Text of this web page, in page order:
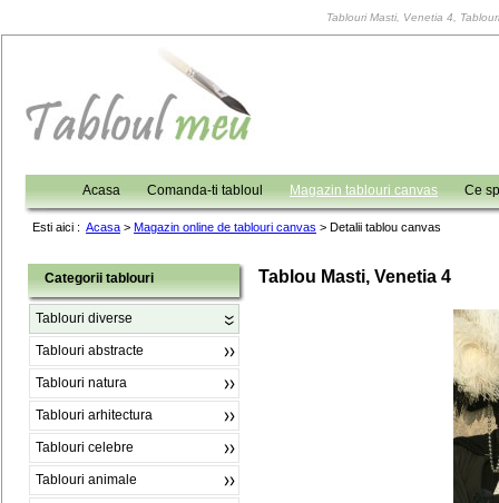
Tablouri Masti, Venetia 4,
Acasa Comanda-ti tabloul Magazin tablouri canvas Ce
Esti aici : Acasa > Magazin online de tablouri canvas > Detalii tablou canvas
Categorii tablouri
Tablouri diverse
Tablouri abstracte
Tablouri natura
Tablouri arhitectura
Tablouri celebre
Tablouri animale
Tablou Masti, Venetia 4